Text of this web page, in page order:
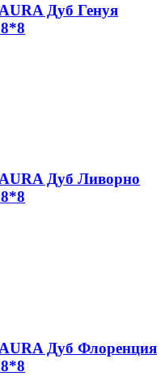
Дуб Генуя
Дуб Ливорно
Дуб Флоренция